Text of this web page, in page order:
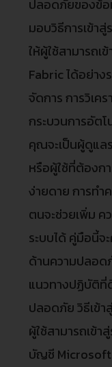
ปลอดภัยของข้
มอบวิธีการเข้า
ให้ผู้ใช้สามารถ
Fabric ได้อย่าง
จัดการ การวิเค
กระบวนการอัต
คุณจะเป็นผู้ดูแล
หรือผู้ใช้ที่ต้องก
ง่ายดาย การทำ
ตนจะช่วยเพิ่ม
ระบบได้ คู่มือนี้จ
ด้านความปลอด
แนวทางปฏิบัติที่
ปลอดภัย วิธีเข้
ผู้ใช้สามารถเข้
บัญชี Microsoft